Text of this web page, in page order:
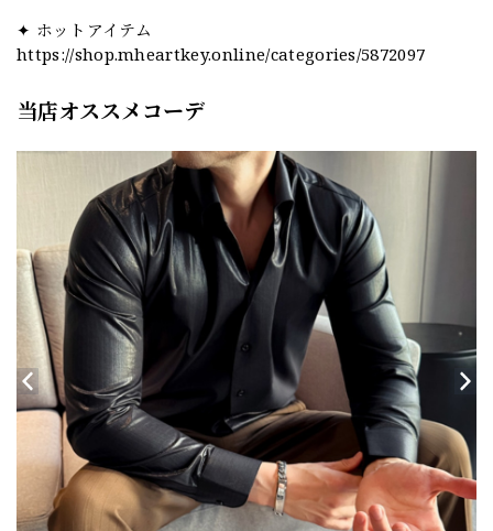
✦ ホットアイテム
https://shop.mheartkey.online/categories/5872097
当店オススメコーデ